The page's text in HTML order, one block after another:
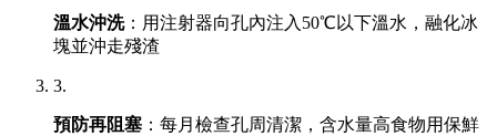
溫水沖洗：用注射器向孔內注入50℃以下溫水，融化冰
塊並沖走殘渣
3.
預防再阻塞 ：每月檢查孔周清潔，含水量高食物用保鮮